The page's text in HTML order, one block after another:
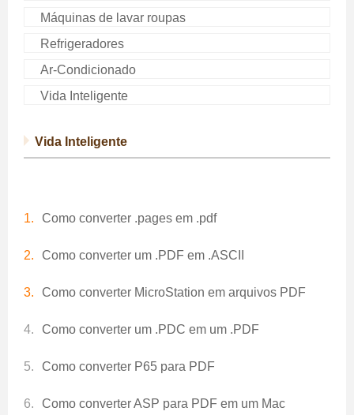
Máquinas de lavar roupas
Refrigeradores
Ar-Condicionado
Vida Inteligente
Vida Inteligente
Como converter .pages em .pdf
Como converter um .PDF em .ASCII
Como converter MicroStation em arquivos PDF
Como converter um .PDC em um .PDF
Como converter P65 para PDF
Como converter ASP para PDF em um Mac